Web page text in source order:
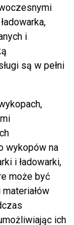
ładowarka,
i
są w pełni
wykopów na
i ładowarki,
może być
ich